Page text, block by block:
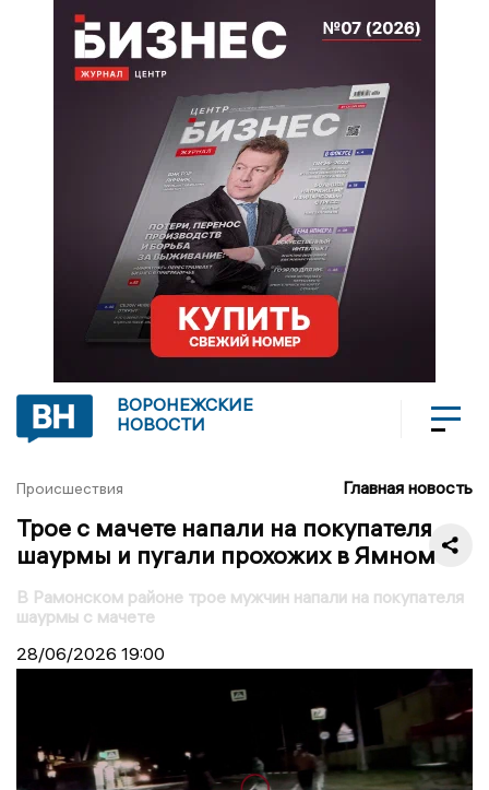
ВОРОНЕЖСКИЕ
НОВОСТИ
Происшествия Главная новость
Трое с мачете напали на покупателя
шаурмы и пугали прохожих в Ямном
В Рамонском районе трое мужчин напали на покупателя
шаурмы с мачете
28/06/2026 19:00